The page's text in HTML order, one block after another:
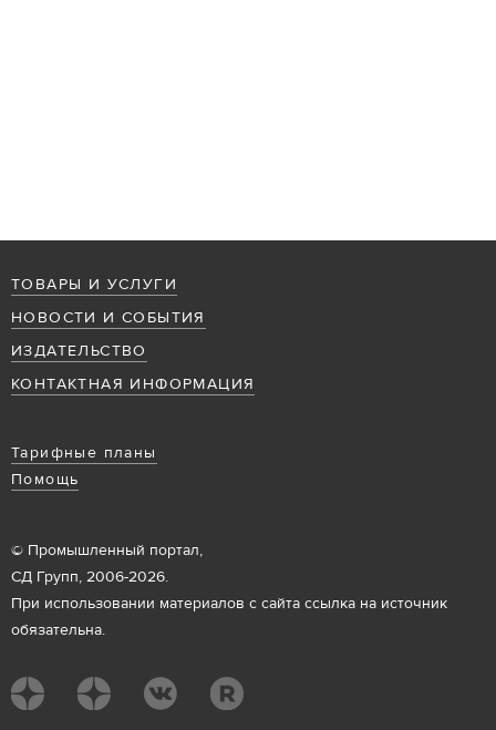
ТОВАРЫ И УСЛУГИ
НОВОСТИ И СОБЫТИЯ
ИЗДАТЕЛЬСТВО
КОНТАКТНАЯ ИНФОРМАЦИЯ
Тарифные планы
Помощь
© Промышленный портал,
СД Групп, 2006-2026.
При использовании материалов с сайта ссылка на источник
обязательна.